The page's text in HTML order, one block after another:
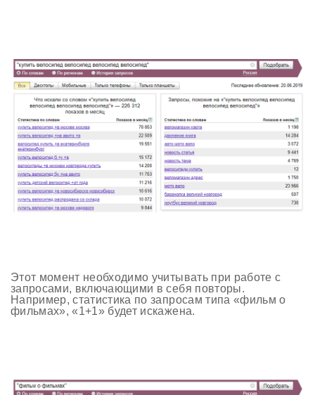
Этот момент необходимо учитывать при работе с
запросами, включающими в себя повторы.
Например, статистика по запросам типа «фильм о
фильмах», «1+1» будет искажена.